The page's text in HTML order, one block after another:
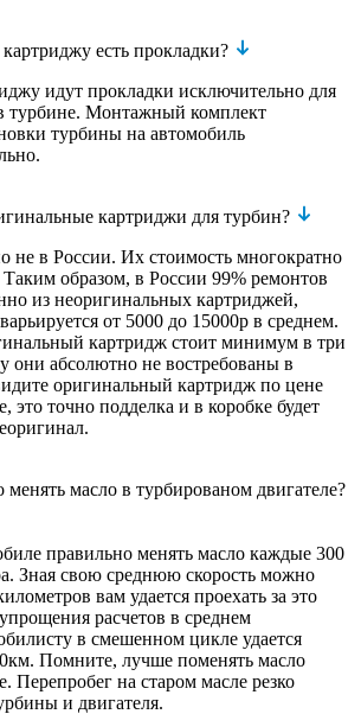
есть прокладки?
идут прокладки исключительно для
турбине. Монтажный комплект
турбины на автомобиль
картриджи для турбин?
не в России. Их стоимость многократно
образом, в России 99% ремонтов
из неоригинальных картриджей,
от 5000 до 15000р в среднем.
картридж стоит минимум в три
они абсолютно не востребованы в
оригинальный картридж по цене
это точно подделка и в коробке будет
менять масло в турбированом двигателе?
правильно менять масло каждые 300
Зная свою среднюю скорость можно
вам удается проехать за это
расчетов в среднем
в смешенном цикле удается
Помните, лучше поменять масло
Перепробег на старом масле резко
и двигателя.